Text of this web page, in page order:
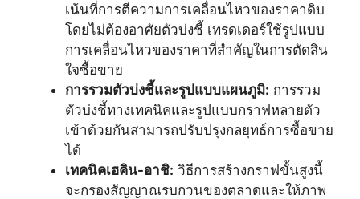
เน้นที่การตีความการเคลื่อนไหวของราคาดิบ
โดยไม่ต้องอาศัยตัวบ่งชี้ เทรดเดอร์ใช้รูปแบบ
การเคลื่อนไหวของราคาที่สำคัญในการตัดสิน
ใจซื้อขาย
การรวมตัวบ่งชี้และรูปแบบแผนภูมิ: การรวม
ตัวบ่งชี้ทางเทคนิคและรูปแบบกราฟหลายตัว
เข้าด้วยกันสามารถปรับปรุงกลยุทธ์การซื้อขาย
ได้
เทคนิคเฮคิน-อาชิ: วิธีการสร้างกราฟขั้นสูงนี้
จะกรองสัญญาณรบกวนของตลาดและให้ภาพ